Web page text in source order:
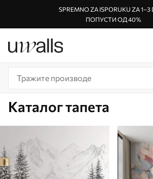
SPREMNO ZA ISPORUKU ZA 1–3
ПОПУСТИ ОД 40%
Каталог тапета